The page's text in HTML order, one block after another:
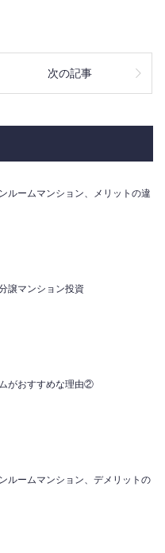
次の記事
ルームマンション、メリットの違
譲マンション投資
がおすすめな理由②
ルームマンション、デメリットの